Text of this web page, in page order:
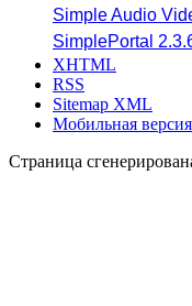
Simple Audio
SimplePortal
XHTML
RSS
Sitemap XML
Мобильная версия
Страница